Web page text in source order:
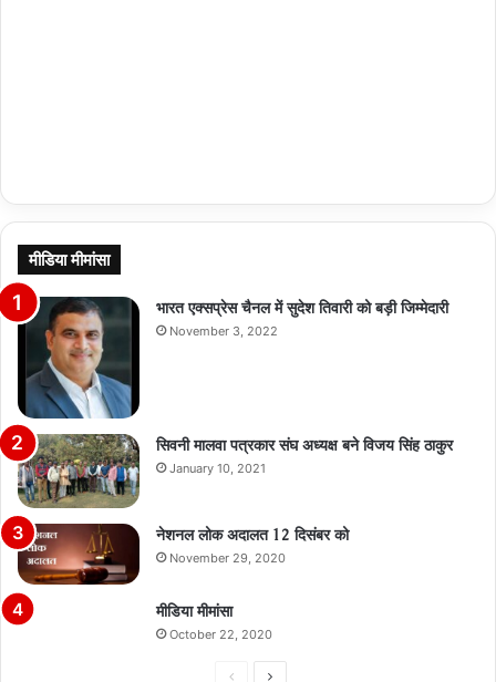
मीडिया मीमांसा
भारत एक्सप्रेस चैनल में सुदेश तिवारी को बड़ी जिम्मेदारी
November 3, 2022
सिवनी मालवा पत्रकार संघ अध्यक्ष बने विजय सिंह ठाकुर
January 10, 2021
नेशनल लोक अदालत 12 दिसंबर को
November 29, 2020
मीडिया मीमांसा
October 22, 2020
PreviousNext